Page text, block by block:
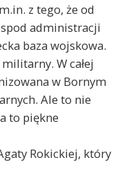
z tego, że od
spod administracji
baza wojskowa.
W całej
w Bornym
Ale to nie
to piękne
Rokickiej, który